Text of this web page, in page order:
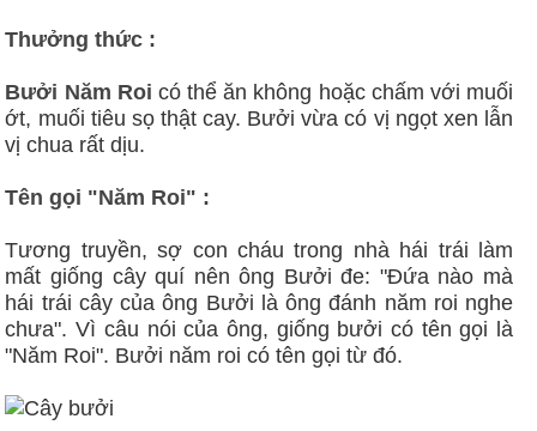
Thưởng thức :
Bưởi Năm Roi có thể ăn không hoặc chấm với muối
ớt, muối tiêu sọ thật cay. Bưởi vừa có vị ngọt xen lẫn
vị chua rất dịu.
Tên gọi "Năm Roi" :
Tương truyền, sợ con cháu trong nhà hái trái làm
mất giống cây quí nên ông Bưởi đe: "Đứa nào mà
hái trái cây của ông Bưởi là ông đánh năm roi nghe
chưa". Vì câu nói của ông, giống bưởi có tên gọi là
"Năm Roi". Bưởi năm roi có tên gọi từ đó.